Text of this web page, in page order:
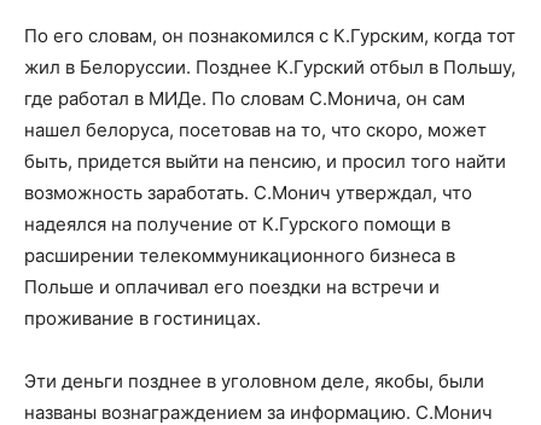
По его словам, он познакомился с К.Гурским, когда тот
жил в Белоруссии. Позднее К.Гурский отбыл в Польшу,
где работал в МИДе. По словам С.Монича, он сам
нашел белоруса, посетовав на то, что скоро, может
быть, придется выйти на пенсию, и просил того найти
возможность заработать. С.Монич утверждал, что
надеялся на получение от К.Гурского помощи в
расширении телекоммуникационного бизнеса в
Польше и оплачивал его поездки на встречи и
проживание в гостиницах.
Эти деньги позднее в уголовном деле, якобы, были
названы вознаграждением за информацию. С.Монич